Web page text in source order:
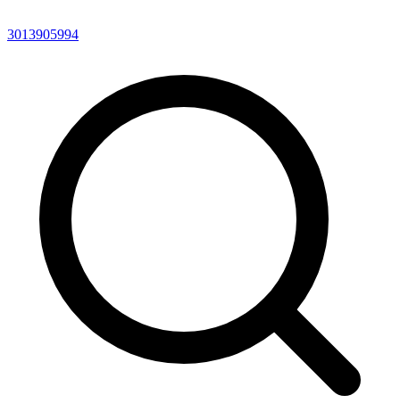
3013905994